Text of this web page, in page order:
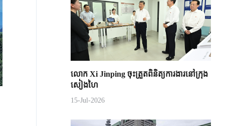
លោក Xi Jinping ចុះត្រួតពិនិត្យការងារនៅក្រុង
សៀងហៃ
15-Jul-2026